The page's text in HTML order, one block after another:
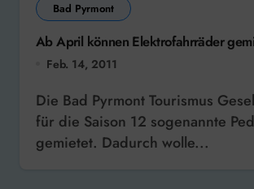
Bad Pyrmont
Ab April können Elektrofahrräder
Feb. 14, 2011
Die Bad Pyrmont Tourismus Gesellschaft hat
für die Saison 12 sogenannte
gemietet. Dadurch wolle...